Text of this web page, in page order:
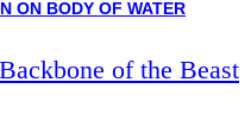
of the Beast